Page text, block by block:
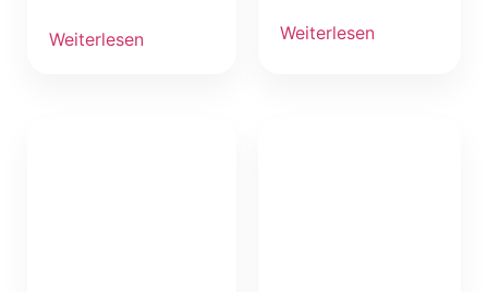
Weiterlesen Weiterlesen